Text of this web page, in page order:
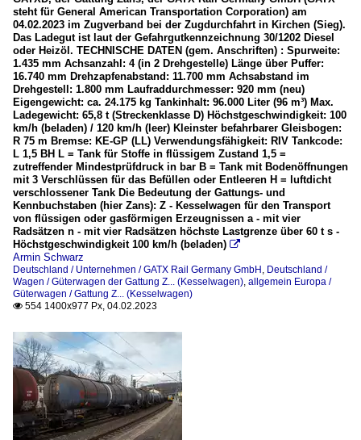
steht für General American Transportation Corporation) am
04.02.2023 im Zugverband bei der Zugdurchfahrt in Kirchen (Sieg).
Das Ladegut ist laut der Gefahrgutkennzeichnung 30/1202 Diesel
oder Heizöl. TECHNISCHE DATEN (gem. Anschriften) : Spurweite:
1.435 mm Achsanzahl: 4 (in 2 Drehgestelle) Länge über Puffer:
16.740 mm Drehzapfenabstand: 11.700 mm Achsabstand im
Drehgestell: 1.800 mm Laufraddurchmesser: 920 mm (neu)
Eigengewicht: ca. 24.175 kg Tankinhalt: 96.000 Liter (96 m³) Max.
Ladegewicht: 65,8 t (Streckenklasse D) Höchstgeschwindigkeit: 100
km/h (beladen) / 120 km/h (leer) Kleinster befahrbarer Gleisbogen:
R 75 m Bremse: KE-GP (LL) Verwendungsfähigkeit: RIV Tankcode:
L 1,5 BH L = Tank für Stoffe in flüssigem Zustand 1,5 =
zutreffender Mindestprüfdruck in bar B = Tank mit Bodenöffnungen
mit 3 Verschlüssen für das Befüllen oder Entleeren H = luftdicht
verschlossener Tank Die Bedeutung der Gattungs- und
Kennbuchstaben (hier Zans): Z - Kesselwagen für den Transport
von flüssigen oder gasförmigen Erzeugnissen a - mit vier
Radsätzen n - mit vier Radsätzen höchste Lastgrenze über 60 t s -
Höchstgeschwindigkeit 100 km/h (beladen) 
Armin Schwarz
Deutschland / Unternehmen / GATX Rail Germany GmbH , Deutschland /
Wagen / Güterwagen der Gattung Z... (Kesselwagen), allgemein Europa /
Güterwagen / Gattung Z... (Kesselwagen)
 554 1400x977 Px, 04.02.2023